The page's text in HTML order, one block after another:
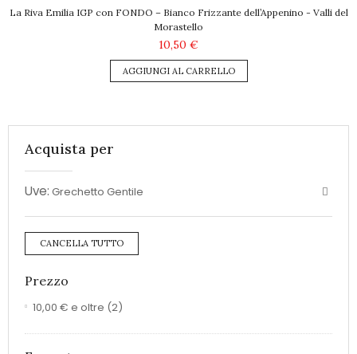
La Riva Emilia IGP con FONDO – Bianco Frizzante dell’Appenino - Valli del
Morastello
10,50 €
AGGIUNGI AL CARRELLO
Acquista per
Uve: Grechetto Gentile
CANCELLA TUTTO
Prezzo
10,00 € e oltre (2)